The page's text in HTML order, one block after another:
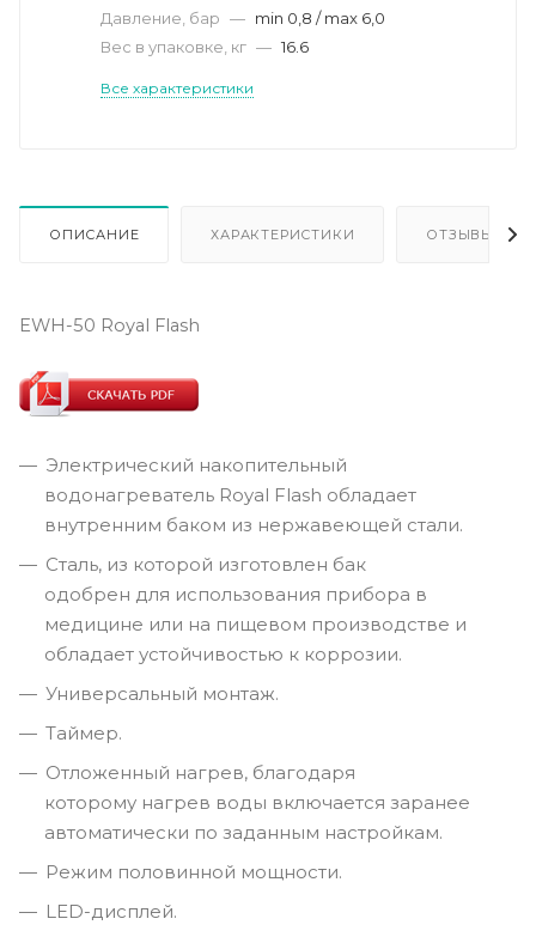
Давление, бар — min 0,8 / max 6,0
Вес в упаковке, кг — 16.6
Все характеристики
ОПИСАНИЕ ХАРАКТЕРИСТИКИ ОТЗЫВЫ
EWH-50 Royal Flash
Электрический накопительный
водонагреватель Royal Flash обладает
внутренним баком из нержавеющей стали.
Сталь, из которой изготовлен бак
одобрен для использования прибора в
медицине или на пищевом производстве и
обладает устойчивостью к коррозии.
Универсальный монтаж.
Таймер.
Отложенный нагрев, благодаря
которому нагрев воды включается заранее
автоматически по заданным настройкам.
Режим половинной мощности.
LED-дисплей.